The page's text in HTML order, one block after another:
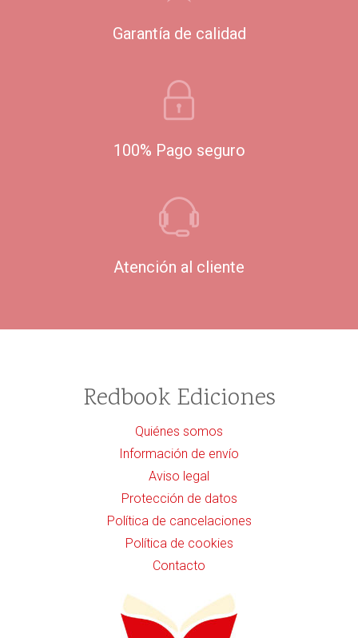
Garantía de calidad
100% Pago seguro
Atención al cliente
Redbook Ediciones
Quiénes somos
Información de envío
Aviso legal
Protección de datos
Política de cancelaciones
Política de cookies
Contacto